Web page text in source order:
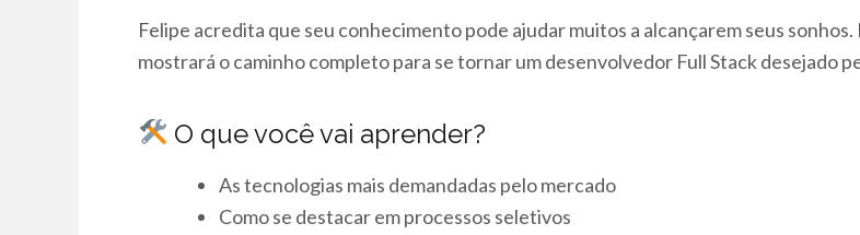
Felipe acredita que seu conhecimento pode ajudar muitos a alcançarem seus
mostrará o caminho completo para se tornar um desenvolvedor Full Stack desejado
O que você vai aprender?
As tecnologias mais demandadas pelo mercado
Como se destacar em processos seletivos